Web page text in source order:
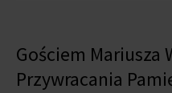
Gościem Mariusza
Przywracania